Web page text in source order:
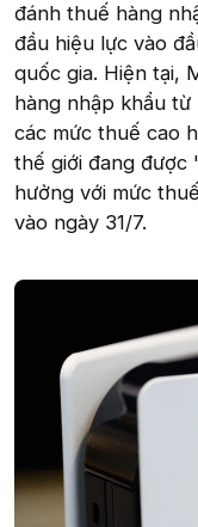
đánh thuế hàng
đầu hiệu lực vào
quốc gia. Hiện tại,
hàng nhập khẩu
các mức thuế cao
thế giới đang được
hưởng với mức
vào ngày 31/7.